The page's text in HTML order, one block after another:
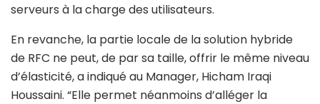
serveurs à la charge des utilisateurs.
En revanche, la partie locale de la solution hybride
de RFC ne peut, de par sa taille, offrir le même niveau
d’élasticité, a indiqué au Manager, Hicham Iraqi
Houssaini. “Elle permet néanmoins d’alléger la